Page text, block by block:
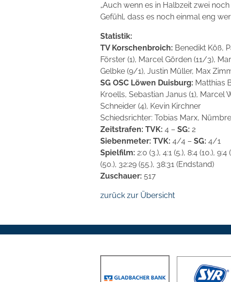
„Auch wenn es in Halbzeit zwei
Gefühl, dass es noch einmal eng
Statistik:
TV Korschenbroich: Benedikt Köß,
Förster (1), Marcel Görden (11/3),
Gelbke (9/1), Justin Müller, Max
SG OSC Löwen Duisburg: Matthias
Kroells, Sebastian Janus (1), Marcel
Schneider (4), Kevin Kirchner
Schiedsrichter: Tobias Marx,
Zeitstrafen: TVK: 4 – SG: 2
Siebenmeter: TVK: 4/4 – SG: 4/1
Spielfilm: 2:0 (3.), 4:1 (5.), 8:4 (10.),
(50.), 32:29 (55.), 38:31 (Endstand)
Zuschauer: 517
zurück zur Übersicht